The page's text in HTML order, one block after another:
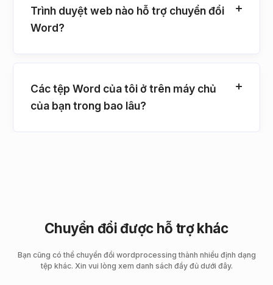
Trình duyệt web nào hỗ trợ chuyển đổi
Word?
Các tệp Word của tôi ở trên máy chủ
của bạn trong bao lâu?
Chuyển đổi được hỗ trợ khác
Bạn cũng có thể chuyển đổi wordprocessing thành nhiều định dạng
tệp khác. Xin vui lòng xem danh sách đầy đủ dưới đây.